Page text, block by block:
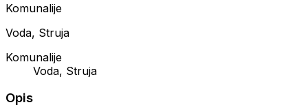
Komunalije
Voda, Struja
Komunalije
Voda, Struja
Opis